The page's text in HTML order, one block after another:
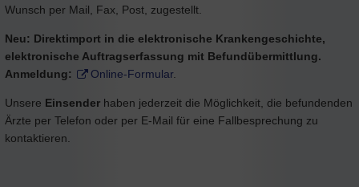
Wunsch per Mail, Fax, Post, zugestellt.
Neu: Direktimport in die elektronische Krankengeschichte,
elektronische Auftragserfassung mit Befundübermittlung.
Anmeldung:
Online-Formular.
Unsere Einsender haben jederzeit die Möglichkeit, die befundenden
Ärzte per Telefon oder per E-Mail für eine Fallbesprechung zu
kontaktieren.